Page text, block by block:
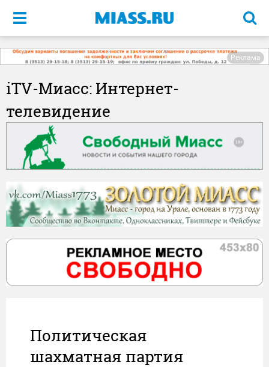
Меню
Реклама
iTV-Миасс: Интернет-
телевидение
Политическая
шахматная партия